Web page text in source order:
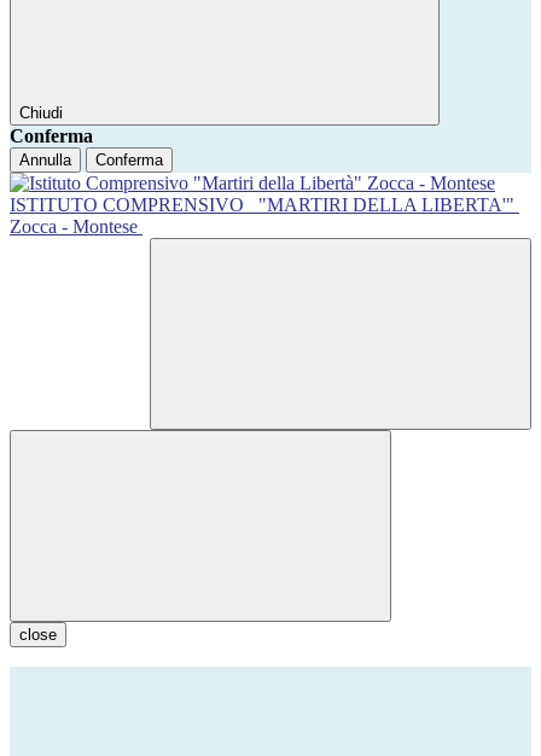
Chiudi
Conferma
Annulla Conferma
ISTITUTO COMPRENSIVO
"MARTIRI DELLA LIBERTA'"
Zocca - Montese
close